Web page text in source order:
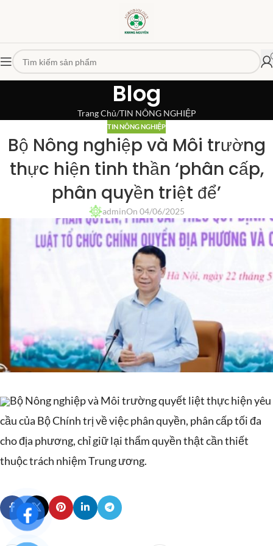
Blog
Trang Chủ TIN NÔNG NGHIỆP
TIN NÔNG NGHIỆP
Bộ Nông nghiệp và Môi trường
thực hiện tinh thần ‘phân cấp,
phân quyền triệt để’
adminOn 04/06/2025
Bộ Nông nghiệp và Môi trường quyết liệt thực hiện yêu
cầu của Bộ Chính trị về việc phân quyền, phân cấp tối đa
cho địa phương, chỉ giữ lại thẩm quyền thật cần thiết
thuộc trách nhiệm Trung ương.